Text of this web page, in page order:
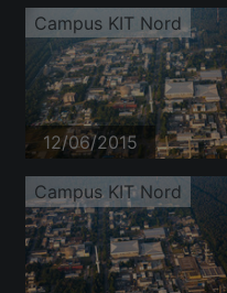
Campus KIT Nord
12/06/2015
Campus KIT Nord